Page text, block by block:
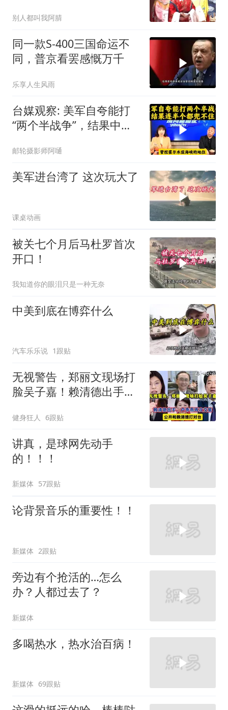
别人都叫我阿腈
同一款S-400三国命运不
同，普京看罢感慨万千
乐享人生风雨
台媒观察: 美军自夸能打
“两个半战争”，结果中东
邮轮摄影师阿嗵
美军进台湾了 这次玩大了
课桌动画
被关七个月后马杜罗首次
开口！
我知道你的眼泪只是一种无奈
中美到底在博弈什么
汽车乐乐说 1跟贴
无视警告，郑丽文现场打
脸吴子嘉！赖清德出手，
健身狂人 6跟贴
讲真，是球网先动手
的！！！
新媒体 57跟贴
论背景音乐的重要性！！
新媒体 2跟贴
旁边有个抢活的…怎么
办？人都过去了？
新媒体
多喝热水，热水治百病！
新媒体 69跟贴